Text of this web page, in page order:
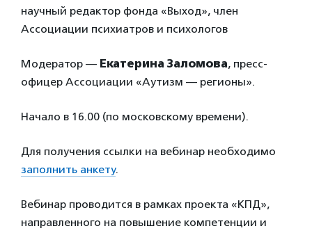
научный редактор фонда «Выход», член
Ассоциации психиатров и психологов
Модератор — Екатерина Заломова, пресс-
офицер Ассоциации «Аутизм — регионы».
Начало в 16.00 (по московскому времени).
Для получения ссылки на вебинар необходимо
заполнить анкету.
Вебинар проводится в рамках проекта «КПД»,
направленного на повышение компетенции и